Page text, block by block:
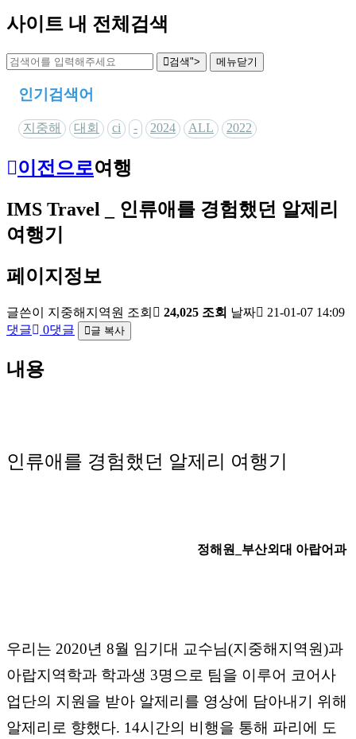
사이트 내 전체검색
검색"> 메뉴닫기
인기검색어
지중해 대회 ci - 2024 ALL 2022
이전으로여행
IMS Travel _ 인류애를 경험했던 알제리
여행기
페이지정보
글쓴이 지중해지역원 조회 24,025 조회 날짜
21-01-07 14:09
댓글
0댓글 글 복사
내용
인류애를 경험했던 알제리 여행기
정해원_부산외대 아랍어과
우리는 2020년 8월 임기대 교수님(지중해지역원)과
아랍지역학과 학과생 3명으로 팀을 이루어 코어사
업단의 지원을 받아 알제리를 영상에 담아내기 위해
알제리로 향했다. 14시간의 비행을 통해 파리에 도